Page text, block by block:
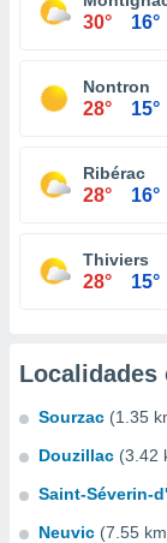
30° 16°
Nontron
28° 15°
Ribérac
28° 16°
Thiviers
28° 15°
Localidades
Sourzac (1.35
Douzillac (3.42
Saint-Séverin-
Neuvic (7.55